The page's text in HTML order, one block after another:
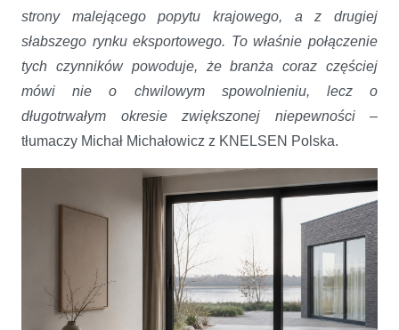
strony malejącego popytu krajowego, a z drugiej
słabszego rynku eksportowego. To właśnie połączenie
tych czynników powoduje, że branża coraz częściej
mówi nie o chwilowym spowolnieniu, lecz o
długotrwałym okresie zwiększonej niepewności –
tłumaczy Michał Michałowicz z KNELSEN Polska.